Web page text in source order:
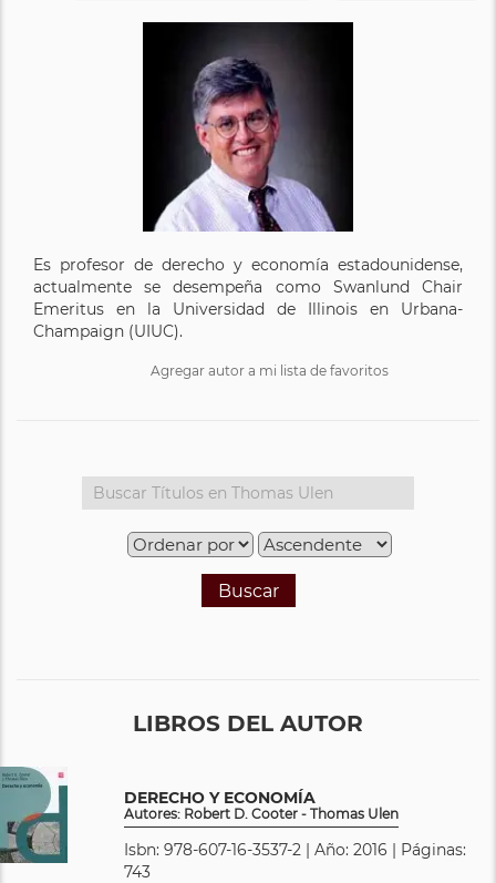
Es profesor de derecho y economía estadounidense,
actualmente se desempeña como Swanlund Chair
Emeritus en la Universidad de Illinois en Urbana-
Champaign (UIUC).
Agregar autor a mi lista de favoritos
Buscar
LIBROS DEL AUTOR
DERECHO Y ECONOMÍA
Autores: Robert D. Cooter - Thomas Ulen
Isbn: 978-607-16-3537-2 | Año: 2016 | Páginas:
743